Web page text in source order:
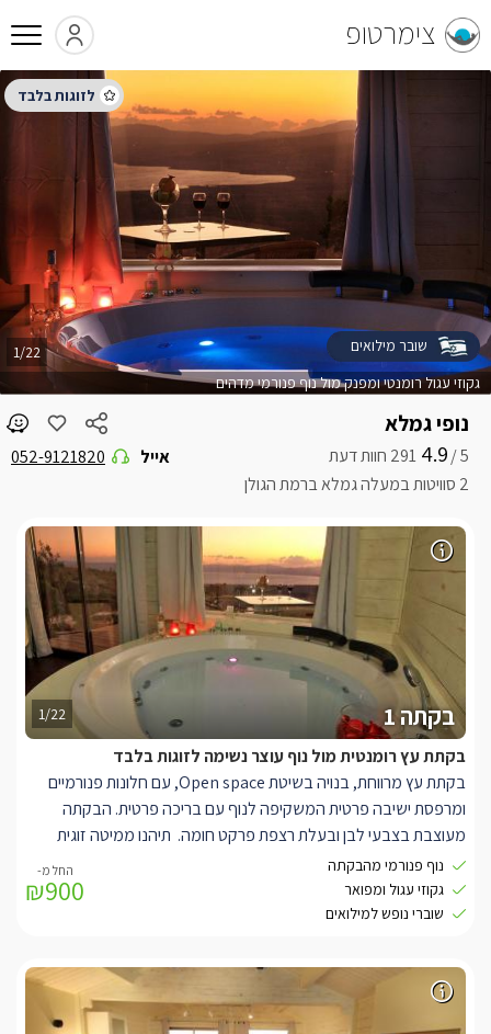
צימרטופ
נופי גמלא
5 /
4.9
2 סוויטות במעלה גמלא ברמת הגולן
אייל 052-9121820
גקוזי עגול רומנטי ומפנק מול נוף פנורמי מדהים
1/22 שובר מילואים
1/22 בקתה 1
בקתת עץ רומנטית מול נוף עוצר נשימה לזוגות בלבד
בקתת עץ מרווחת, בנויה בשיטת Open space, עם חלונות פנורמיים
ומרפסת ישיבה פרטית המשקיפה לנוף עם בריכה פרטית. הבקתה
מעוצבת בצבעי לבן ובעלת רצפת פרקט חומה. תיהנו ממיטה זוגית
מפנקת עשויה עץ איכותי, למולה מסך LCD עם חיבור לערוצי yes, נגן
DVD, חדר רחצה, פינת סעודה אינטימית ומטבחון מאובזר הכולל
קומקום חשמלי, מיקרוגל ועוד. בפינת הבקתה, סמוך לחלון ענק ניצב
בנוף.
נוף פנורמי מהבקתה
גקוזי עגול ומפואר
שוברי נופש למילואים
₪900